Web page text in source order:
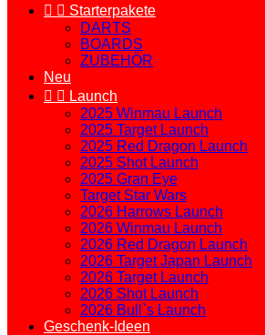
  Starterpakete
DARTS
BOARDS
ZUBEHÖR
Neu
  Launch
2025 Winmau Launch
2025 Target Launch
2025 Red Dragon Launch
2025 Shot Launch
2025 Gran Eye
Target Star Wars
2026 Harrows Launch
2026 Winmau Launch
2026 Red Dragon Launch
2026 Target Japan Launch
2026 Target Launch
2026 Shot Launch
2026 Bull`s Launch
Geschenk-Ideen